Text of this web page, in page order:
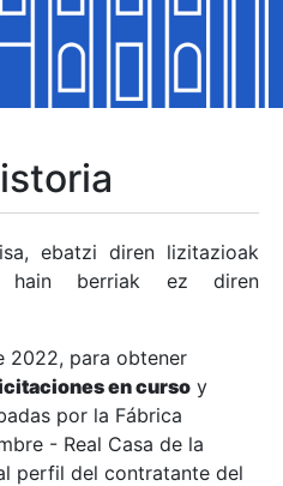
ebatzi diren lizitazioak
hain berriak ez diren
2022, para obtener
en curso y
por la Fábrica
- Real Casa de la
perfil del contratante del